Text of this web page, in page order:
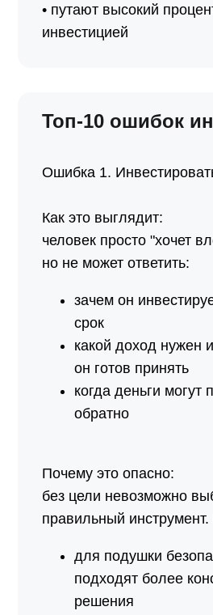
• путают высокий
инвестицией
Топ-10 ошибок
Ошибка 1.
Как это выглядит:
человек просто "хочет
но не может ответить:
зачем он
срок
какой доход нужен
он готов принять
когда деньги могут
обратно
Почему это опасно:
без цели невозможно
правильный
для подушки
подходят более
решения